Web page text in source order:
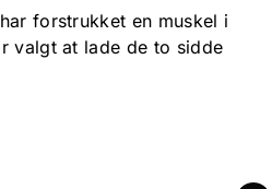
forstrukket en muskel i
valgt at lade de to sidde